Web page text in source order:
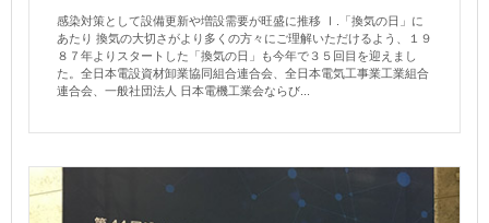
感染対策として設備更新や増設需要が旺盛に推移 Ⅰ.「換気の日」に
あたり 換気の大切さがより多くの方々にご理解いただけるよう、１９
８７年よりスタートした「換気の日」も今年で３５回目を迎えまし
た。全日本電設資材卸業協同組合連合会、全日本電気工事業工業組合
連合会、一般社団法人 日本電機工業会ならび...